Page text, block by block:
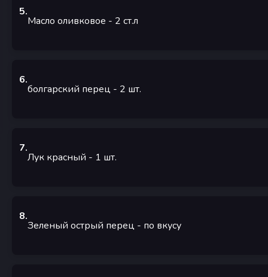
5.
Масло оливковое - 2 ст.л
6.
болгарский перец - 2 шт.
7.
Лук красный - 1 шт.
8.
Зеленый острый перец - по вкусу